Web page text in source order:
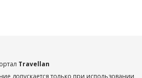
Travellan
допускается только при использовании